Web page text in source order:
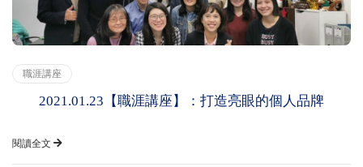
職涯講座
2021.01.23【職涯講座】：打造亮眼的個人品牌
閱讀全文